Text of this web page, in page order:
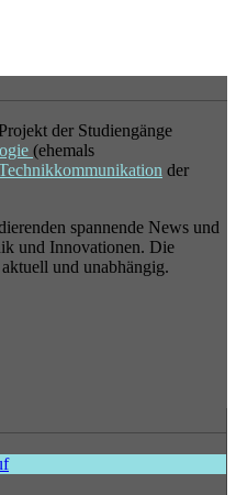
der Studiengänge
(ehemals
der
spannende News und
und Innovationen. Die
und unabhängig.